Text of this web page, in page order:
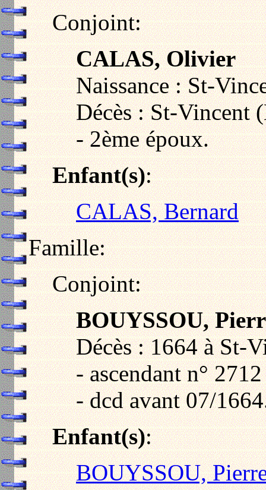
Conjoint:
CALAS, Olivier
Naissance : St-
Décès : St-Vincent
- 2ème époux.
Enfant(s):
CALAS, Bernard
Famille:
Conjoint:
BOUYSSOU,
Décès : 1664 à St-
- ascendant n°
- dcd avant 07/
Enfant(s):
BOUYSSOU,